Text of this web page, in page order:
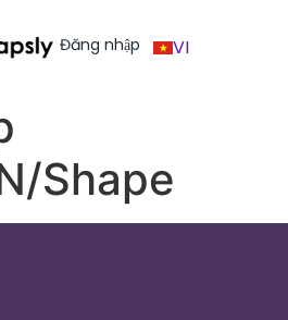
Đăng nhập VI
Shape